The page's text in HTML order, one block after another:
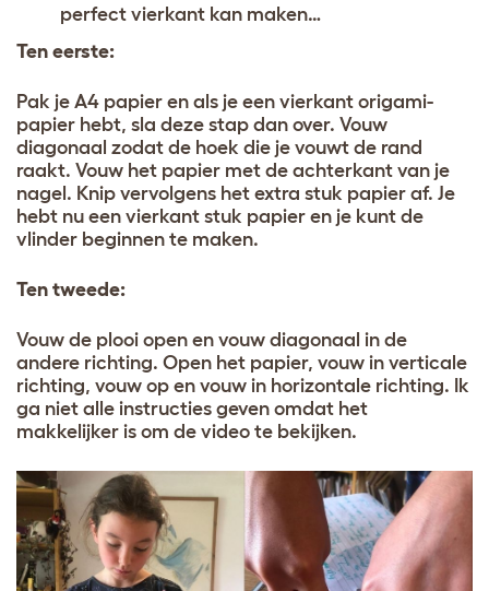
perfect vierkant kan maken…
Ten eerste:
Pak je A4 papier en als je een vierkant origami-
papier hebt, sla deze stap dan over. Vouw
diagonaal zodat de hoek die je vouwt de rand
raakt. Vouw het papier met de achterkant van je
nagel. Knip vervolgens het extra stuk papier af. Je
hebt nu een vierkant stuk papier en je kunt de
vlinder beginnen te maken.
Ten tweede:
Vouw de plooi open en vouw diagonaal in de
andere richting. Open het papier, vouw in verticale
richting, vouw op en vouw in horizontale richting. Ik
ga niet alle instructies geven omdat het
makkelijker is om de video te bekijken.